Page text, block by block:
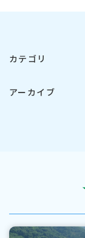
カテゴリ
アーカイブ